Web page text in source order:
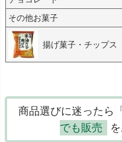
その他お菓子
揚げ菓子・チップス
商品選びに迷ったら
でも販売